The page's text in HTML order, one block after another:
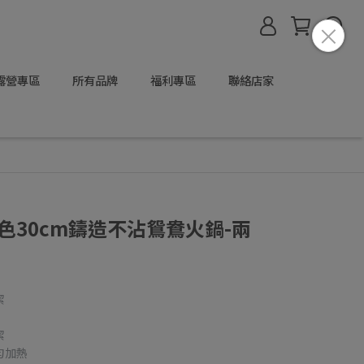
營專區 所有品牌 福利專區 聯絡店家
30cm鑄造不沾鴛鴦火鍋-兩
加熱